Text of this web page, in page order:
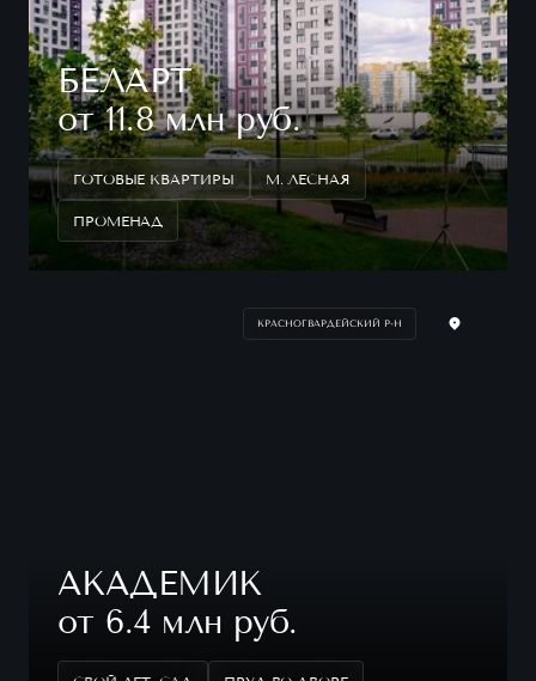
БЕЛАРТ
от 11.8 млн руб.
ГОТОВЫЕ КВАРТИРЫ М. ЛЕСНАЯ
ПРОМЕНАД
КРАСНОГВАРДЕЙСКИЙ Р-Н
АКАДЕМИК
от 6.4 млн руб.